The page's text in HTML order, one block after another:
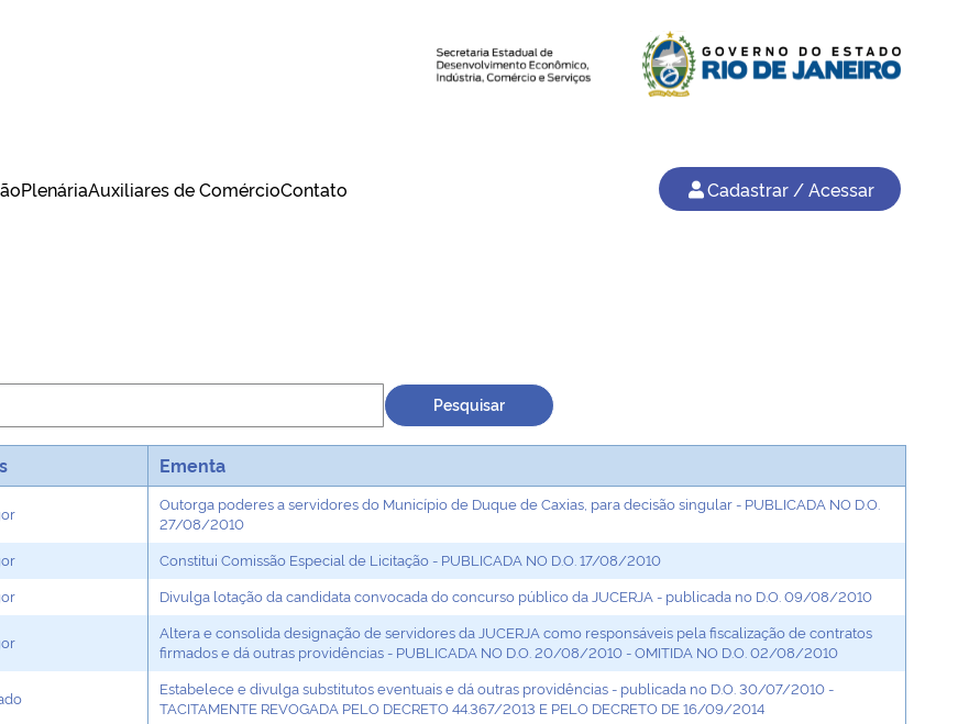
PlenáriaAuxiliares de ComércioContato Cadastrar / Acessar
Pesquisar
Ementa
Outorga poderes a servidores do Município de Duque de Caxias, para decisão singular - PUBLICADA NO D.O.
27/08/2010
Constitui Comissão Especial de Licitação - PUBLICADA NO D.O. 17/08/2010
Divulga lotação da candidata convocada do concurso público da JUCERJA - publicada no D.O. 09/08/2010
Altera e consolida designação de servidores da JUCERJA como responsáveis pela fiscalização de contratos
firmados e dá outras providências - PUBLICADA NO D.O. 20/08/2010 - OMITIDA NO D.O. 02/08/2010
Estabelece e divulga substitutos eventuais e dá outras providências - publicada no D.O. 30/07/2010 -
TACITAMENTE REVOGADA PELO DECRETO 44.367/2013 E PELO DECRETO DE 16/09/2014